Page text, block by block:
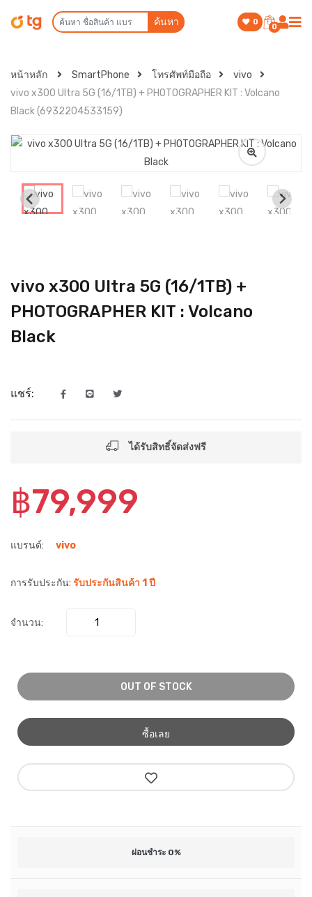
ค้นหา 0
0
หน้าหลัก SmartPhone โทรศัพท์มือถือ
vivo
vivo x300 Ultra 5G (16/1TB) + PHOTOGRAPHER KIT : Volcano
Black (6932204533159)
vivo x300 Ultra 5G (16/1TB) +
PHOTOGRAPHER KIT : Volcano
Black
แชร์:
ได้รับสิทธิ์จัดส่งฟรี
฿79,999
แบรนด์: vivo
การรับประกัน: รับประกันสินค้า 1 ปี
จำนวน:
OUT OF STOCK
ซื้อเลย
ผ่อนชำระ 0%